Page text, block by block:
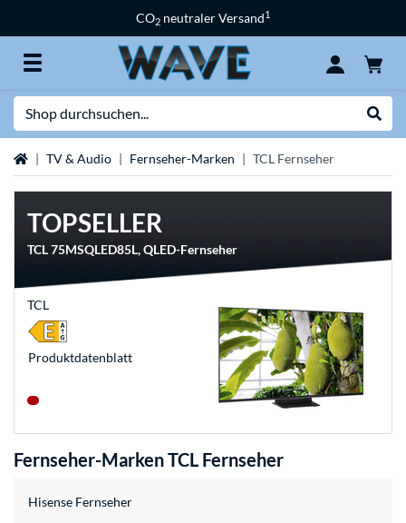
CO2 neutraler Versand1
StartseiteTV & Audio Fernseher-Marken TCL Fernseher
TOPSELLER
TCL 75MSQLED85L, QLED-Fernseher
TCL
Produkt­datenblatt
Fernseher-Marken TCL Fernseher
Hisense Fernseher